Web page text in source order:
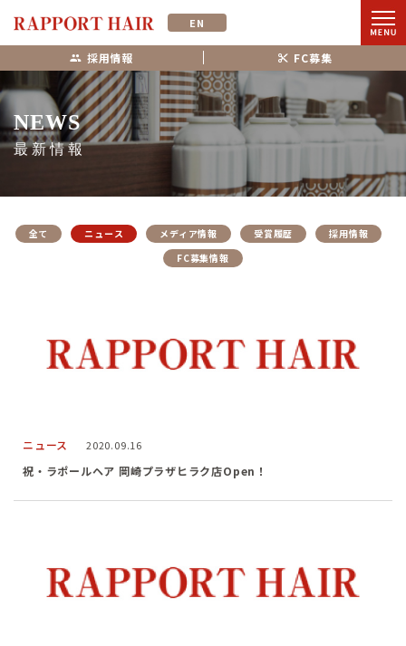
EN
採用情報 FC募集
NEWS
最新情報
全て ニュース メディア情報 受賞履歴
採用情報
FC募集情報
ニュース 2020.09.16
祝・ラポールヘア 岡崎プラザヒラク店Open！